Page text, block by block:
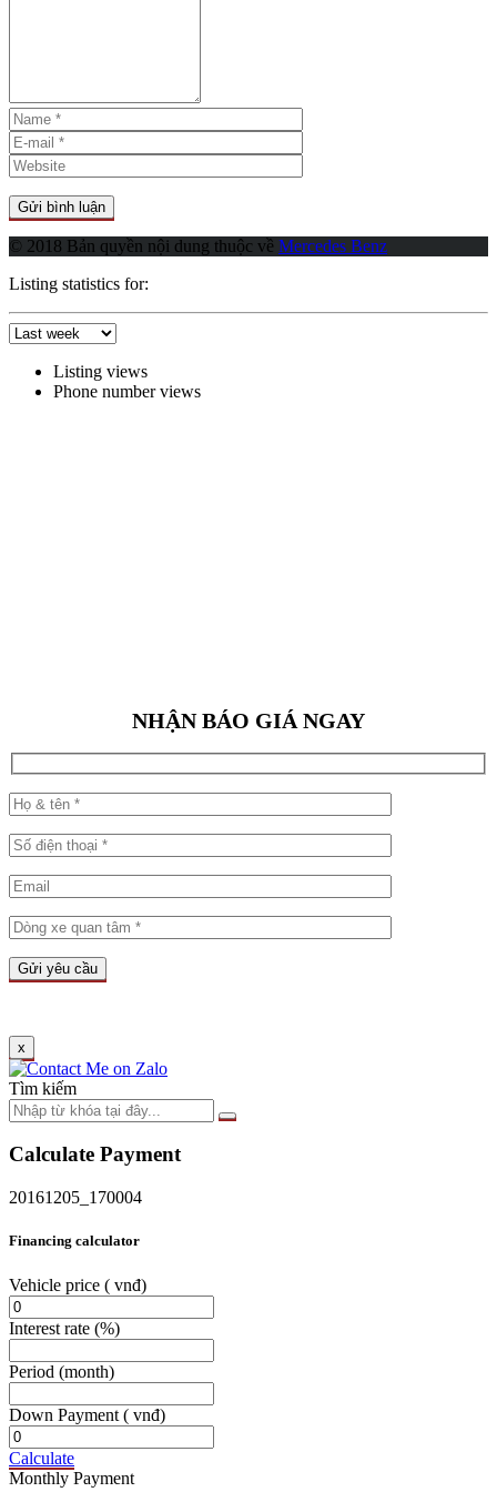
© 2018 Bản quyền nội dung thuộc về Mercedes Benz
Listing statistics for:
Listing views
Phone number views
NHẬN BÁO GIÁ NGAY
x
Tìm kiếm
Calculate Payment
20161205_170004
Financing calculator
Vehicle price ( vnđ)
Interest rate (%)
Period (month)
Down Payment ( vnđ)
Calculate
Monthly Payment